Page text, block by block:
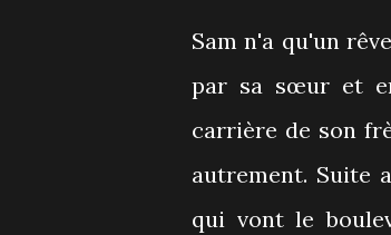
Sam n'a qu'un
par sa sœur et
carrière de son
autrement. Suite
qui vont le